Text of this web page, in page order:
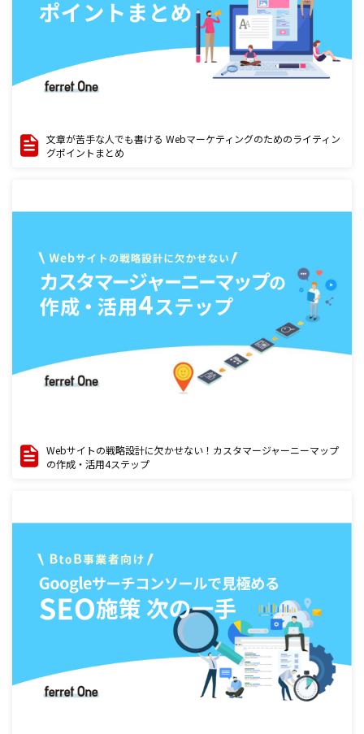
文章が苦手な人でも書ける Webマーケティングのためのライティン
グポイントまとめ
Webサイトの戦略設計に欠かせない！カスタマージャーニーマップ
の作成・活用4ステップ